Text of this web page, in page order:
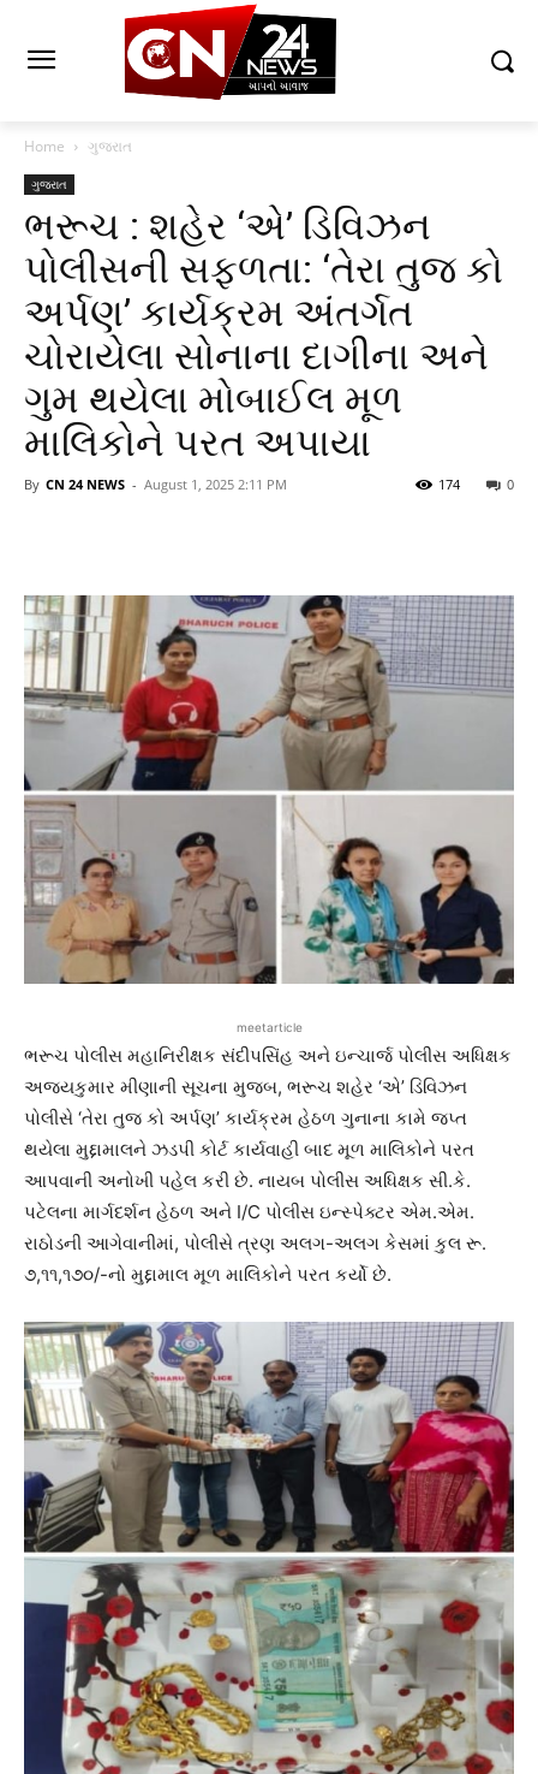
Home ગુજરાત
ગુજરાત
ભરૂચ : શહેર ‘એ’ ડિવિઝન
પોલીસની સફળતા: ‘તેરા તુજ કો
અર્પણ’ કાર્યક્રમ અંતર્ગત
ચોરાયેલા સોનાના દાગીના અને
ગુમ થયેલા મોબાઈલ મૂળ
માલિકોને પરત અપાયા
By CN 24 NEWS - August 1, 2025 2:11 PM 0
174
meetarticle
ભરૂચ પોલીસ મહાનિરીક્ષક સંદીપસિંહ અને ઇન્ચાર્જ પોલીસ અધિક્ષક
અજયકુમાર મીણાની સૂચના મુજબ, ભરૂચ શહેર ‘એ’ ડિવિઝન
પોલીસે ‘તેરા તુજ કો અર્પણ’ કાર્યક્રમ હેઠળ ગુનાના કામે જપ્ત
થયેલા મુદ્દામાલને ઝડપી કોર્ટ કાર્યવાહી બાદ મૂળ માલિકોને પરત
આપવાની અનોખી પહેલ કરી છે. નાયબ પોલીસ અધિક્ષક સી.કે.
પટેલના માર્ગદર્શન હેઠળ અને I/C પોલીસ ઇન્સ્પેક્ટર એમ.એમ.
રાઠોડની આગેવાનીમાં, પોલીસે ત્રણ અલગ-અલગ કેસમાં કુલ રૂ.
૭,૧૧,૧૭૦/-નો મુદ્દામાલ મૂળ માલિકોને પરત કર્યો છે.